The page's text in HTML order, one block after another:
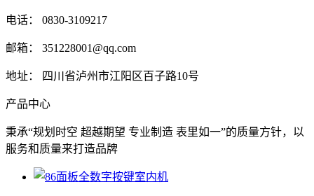
电话： 0830-3109217
邮箱： 351228001@qq.com
地址： 四川省泸州市江阳区百子路10号
产品中心
秉承“规划时空 超越期望 专业制造 表里如一”的质量方针，以
服务和质量来打造品牌